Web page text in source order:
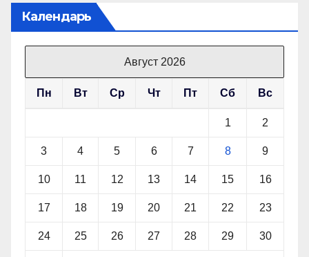
Календарь
Август 2026
Пн Вт Ср Чт Пт Сб Вс
1 2
3 4 5 6 7 8 9
10 11 12 13 14 15 16
17 18 19 20 21 22 23
24 25 26 27 28 29 30